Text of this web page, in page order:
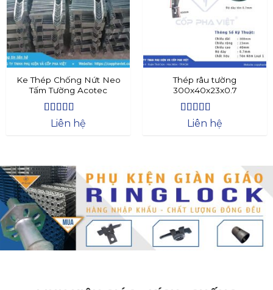
Ke Thép Chống Nứt Neo
Tấm Tường Acotec
Được xếp
Liên hệ
Thép râu tường
300x40x23x0.7
Được xếp
Liên hệ